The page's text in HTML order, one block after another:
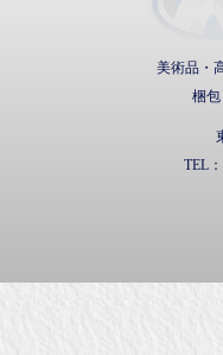
美術品・
梱
TEL：